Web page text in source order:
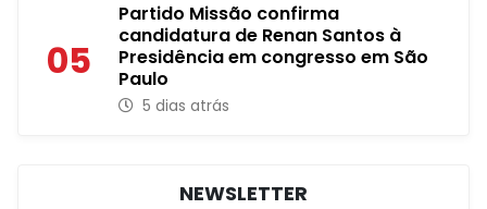
05
Partido Missão confirma
candidatura de Renan Santos à
Presidência em congresso em São
Paulo
5 dias atrás
NEWSLETTER